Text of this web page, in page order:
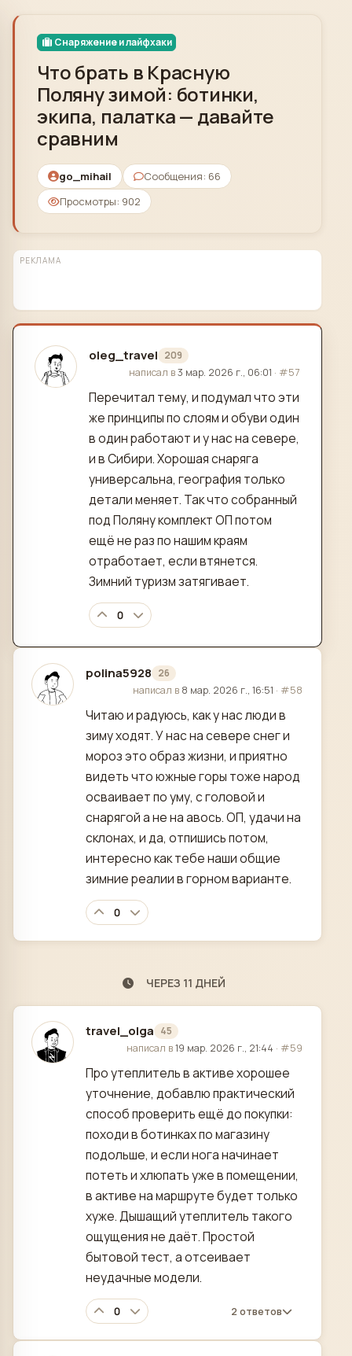
Снаряжение и лайфхаки
Что брать в Красную
Поляну зимой: ботинки,
экипа, палатка — давайте
сравним
go_mihail
Сообщения: 66
Просмотры: 902
РЕКЛАМА
oleg_travel 209
отредактировано
написал в3 мар. 2026 г., 06:01 · #57
Перечитал тему, и подумал что эти
же принципы по слоям и обуви один
в один работают и у нас на севере,
и в Сибири. Хорошая снаряга
универсальна, география только
детали меняет. Так что собранный
под Поляну комплект ОП потом
ещё не раз по нашим краям
отработает, если втянется.
Зимний туризм затягивает.
0
polina5928 26
отредактировано
написал в 8 мар. 2026 г., 16:51 · #58
Читаю и радуюсь, как у нас люди в
зиму ходят. У нас на севере снег и
мороз это образ жизни, и приятно
видеть что южные горы тоже народ
осваивает по уму, с головой и
снарягой а не на авось. ОП, удачи на
склонах, и да, отпишись потом,
интересно как тебе наши общие
зимние реалии в горном варианте.
0
ЧЕРЕЗ 11 ДНЕЙ
travel_olga 45
отредактировано
написал в19 мар. 2026 г., 21:44 · #59
Про утеплитель в активе хорошее
уточнение, добавлю практический
способ проверить ещё до покупки:
походи в ботинках по магазину
подольше, и если нога начинает
потеть и хлюпать уже в помещении,
в активе на маршруте будет только
хуже. Дышащий утеплитель такого
ощущения не даёт. Простой
бытовой тест, а отсеивает
неудачные модели.
0 2 ответов